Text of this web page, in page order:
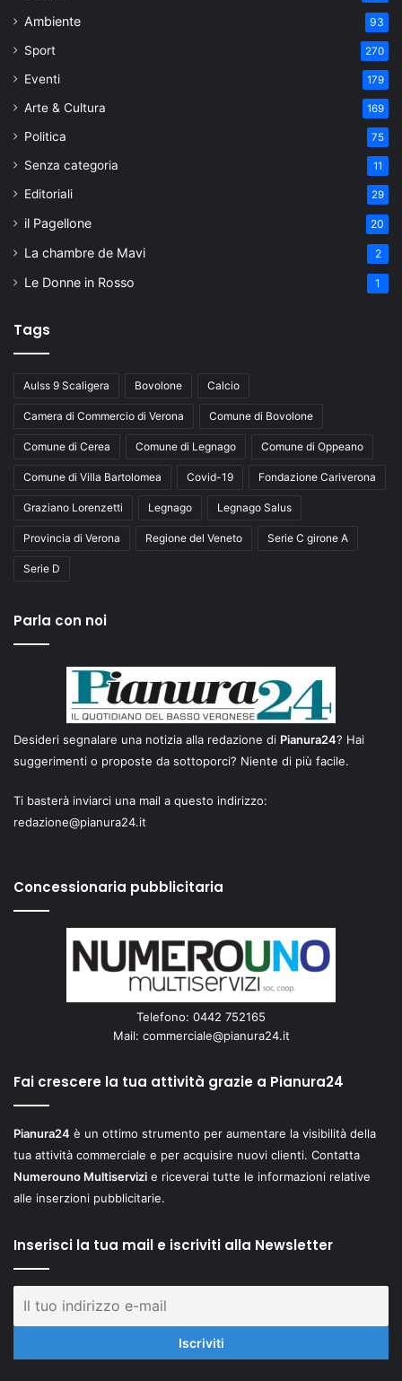
Ambiente 93
Sport 270
Eventi 179
Arte & Cultura 169
Politica 75
Senza categoria 11
Editoriali 29
il Pagellone 20
La chambre de Mavi 2
Le Donne in Rosso 1
Tags
Aulss 9 Scaligera Bovolone Calcio
Camera di Commercio di Verona Comune di Bovolone
Comune di Cerea Comune di Legnago Comune di Oppeano
Comune di Villa Bartolomea Covid-19 Fondazione Cariverona
Graziano Lorenzetti Legnago Legnago Salus
Provincia di Verona Regione del Veneto Serie C girone A
Serie D
Parla con noi
Desideri segnalare una notizia alla redazione di Pianura24? Hai
suggerimenti o proposte da sottoporci? Niente di più facile.
Ti basterà inviarci una mail a questo indirizzo:
redazione@pianura24.it
Concessionaria pubblicitaria
Telefono: 0442 752165
Mail: commerciale@pianura24.it
Fai crescere la tua attività grazie a Pianura24
Pianura24 è un ottimo strumento per aumentare la visibilità della
tua attività commerciale e per acquisire nuovi clienti. Contatta
Numerouno Multiservizi e riceverai tutte le informazioni relative
alle inserzioni pubblicitarie.
Inserisci la tua mail e iscriviti alla Newsletter